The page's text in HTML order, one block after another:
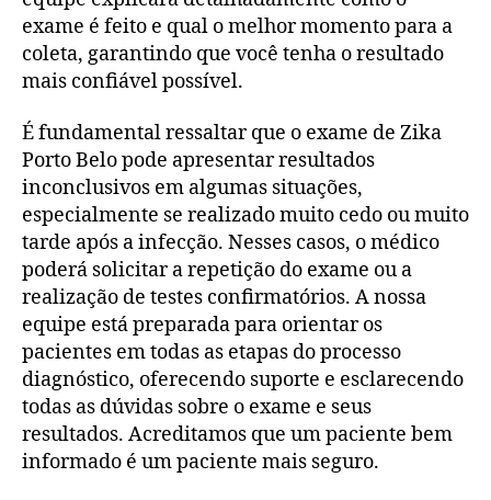
exame é feito e qual o melhor momento para a
coleta, garantindo que você tenha o resultado
mais confiável possível.
É fundamental ressaltar que o exame de Zika
Porto Belo pode apresentar resultados
inconclusivos em algumas situações,
especialmente se realizado muito cedo ou muito
tarde após a infecção. Nesses casos, o médico
poderá solicitar a repetição do exame ou a
realização de testes confirmatórios. A nossa
equipe está preparada para orientar os
pacientes em todas as etapas do processo
diagnóstico, oferecendo suporte e esclarecendo
todas as dúvidas sobre o exame e seus
resultados. Acreditamos que um paciente bem
informado é um paciente mais seguro.